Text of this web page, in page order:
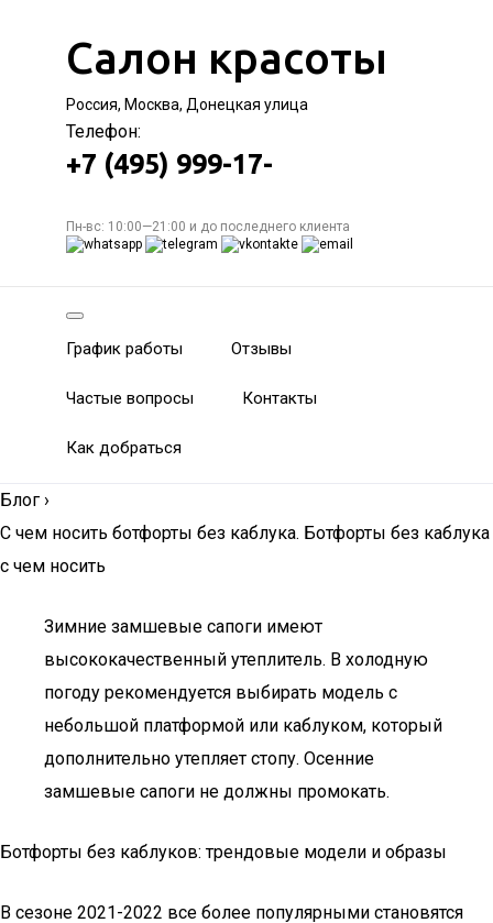
Салон красоты
Россия, Москва, Донецкая улица
Телефон:
+7 (495) 999-17-
Пн-вс: 10:00—21:00 и до последнего клиента
График работы Отзывы
Частые вопросы Контакты
Как добраться
Блог ›
С чем носить ботфорты без каблука. Ботфорты без каблука
с чем носить
Зимние замшевые сапоги имеют
высококачественный утеплитель. В холодную
погоду рекомендуется выбирать модель с
небольшой платформой или каблуком, который
дополнительно утепляет стопу. Осенние
замшевые сапоги не должны промокать.
Ботфорты без каблуков: трендовые модели и образы
В сезоне 2021-2022 все более популярными становятся